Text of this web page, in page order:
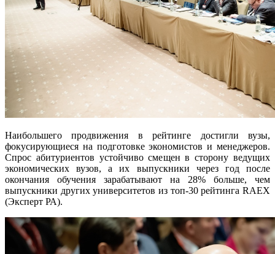
Наибольшего продвижения в рейтинге достигли вузы,
фокусирующиеся на подготовке экономистов и менеджеров.
Спрос абитуриентов устойчиво смещен в сторону ведущих
экономических вузов, а их выпускники через год после
окончания обучения зарабатывают на 28% больше, чем
выпускники других университетов из топ-30 рейтинга RAEX
(Эксперт РА).